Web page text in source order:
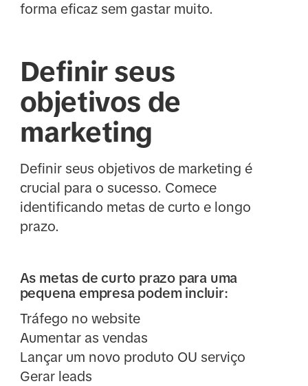
forma eficaz sem gastar muito.
Definir seus
objetivos de
marketing
Definir seus objetivos de marketing é
crucial para o sucesso. Comece
identificando metas de curto e longo
prazo.
As metas de curto prazo para uma
pequena empresa podem incluir:
Tráfego no website
Aumentar as vendas
Lançar um novo produto OU serviço
Gerar leads